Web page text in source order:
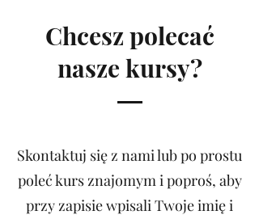
Chcesz polecać
nasze kursy?
Skontaktuj się z nami lub po prostu
poleć kurs znajomym i poproś, aby
przy zapisie wpisali Twoje imię i